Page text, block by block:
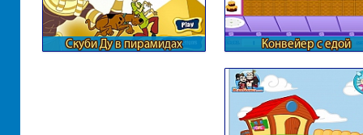
Скуби Ду в пирамидах Конвейер с едой